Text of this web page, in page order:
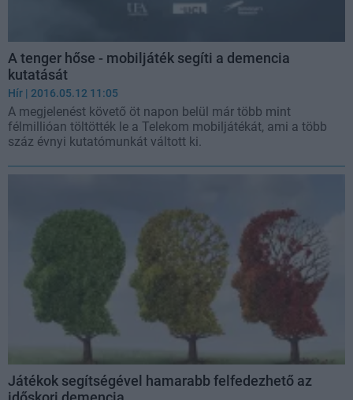
A tenger hőse - mobiljáték segíti a demencia
kutatását
Hír | 2016.05.12 11:05
A megjelenést követő öt napon belül már több mint
félmillióan töltötték le a Telekom mobiljátékát, ami a több
száz évnyi kutatómunkát váltott ki.
Játékok segítségével hamarabb felfedezhető az